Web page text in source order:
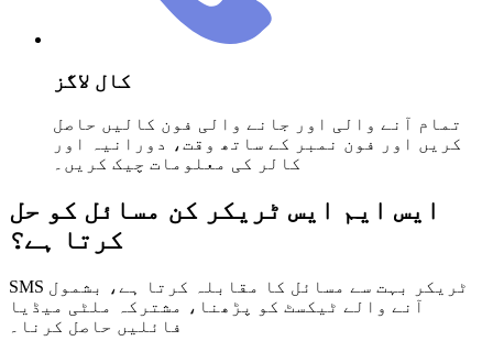
کال لاگز
تمام آنے والی اور جانے والی فون کالیں حاصل
کریں اور فون نمبر کے ساتھ وقت، دورانیہ اور
کالر کی معلومات چیک کریں۔
ایس ایم ایس ٹریکر کن مسائل کو حل
کرتا ہے؟
SMS ٹریکر بہت سے مسائل کا مقابلہ کرتا ہے، بشمول
آنے والے ٹیکسٹ کو پڑھنا، مشترکہ ملٹی میڈیا
فائلیں حاصل کرنا۔